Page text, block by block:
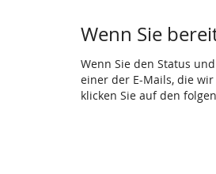
Wenn Sie
Wenn Sie den Status
einer der E-Mails, die
klicken Sie auf den